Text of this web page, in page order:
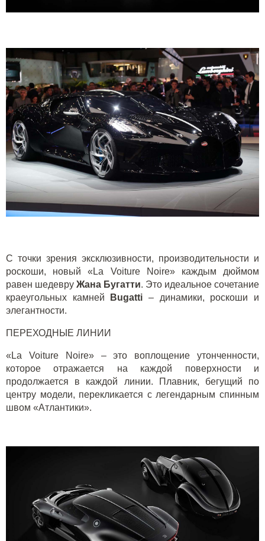
С точки зрения эксклюзивности, производительности и
роскоши, новый «La Voiture Noire» каждым дюймом
равен шедевру Жана Бугатти. Это идеальное сочетание
краеугольных камней
Bugatti – динамики, роскоши и
элегантности.
ПЕРЕХОДНЫЕ ЛИНИИ
«La Voiture Noire» – это воплощение утонченности,
которое отражается на каждой поверхности и
продолжается в каждой линии. Плавник, бегущий по
центру модели, перекликается с легендарным спинным
швом «Атлантики».